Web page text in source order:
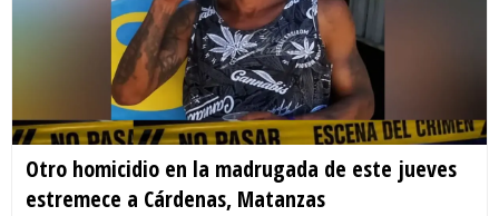
Otro homicidio en la madrugada de este jueves
estremece a Cárdenas, Matanzas